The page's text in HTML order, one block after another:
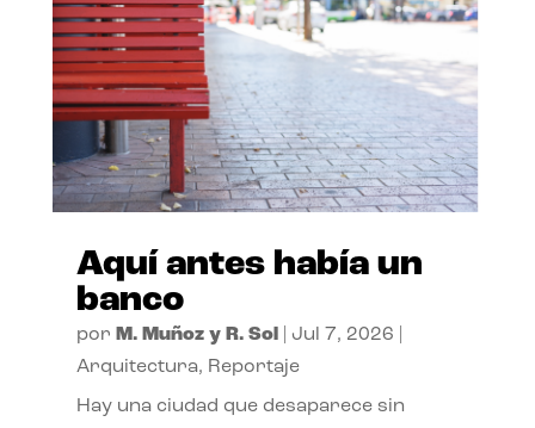
Aquí antes había un
banco
por M. Muñoz y R. Sol Jul 7, 2026
Arquitectura, Reportaje
Hay una ciudad que desaparece sin